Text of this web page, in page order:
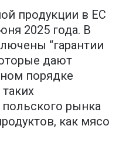
продукции в ЕС
2025 года. В
“гарантии
дают
порядке
рынка
как мясо